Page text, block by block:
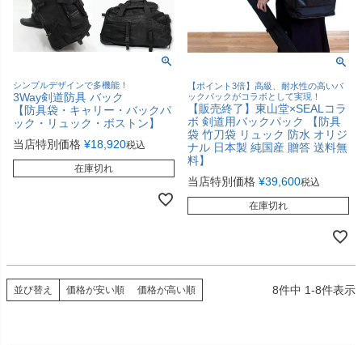
シンプルデザインで多機能！
3Way剣道防具 バック
【防具袋・キャリー・バックパ
ック・リュック・ボストン】
当店特別価格 ¥18,920税込
在庫切れ
【ポイント3倍】高級、耐水性の高いバ
ックパックがコラボとして実現！
【販売終了】東山堂×SEALコラ
ボ 剣道用バックパック 【防具
袋 竹刀袋 リュック 防水 オリジ
ナル 日本製 純国産 贈答 送料無
料】
当店特別価格 ¥39,600税込
在庫切れ
並び替え 価格が安い順 価格が高い順 8件中 1-8件表示